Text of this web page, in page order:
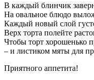
В каждый блинчик
На овальное блюдо
Каждый новый слой
Верх торта полейте
Чтобы торт хорошенько
– и листиком мяты для
Приятного аппетита!